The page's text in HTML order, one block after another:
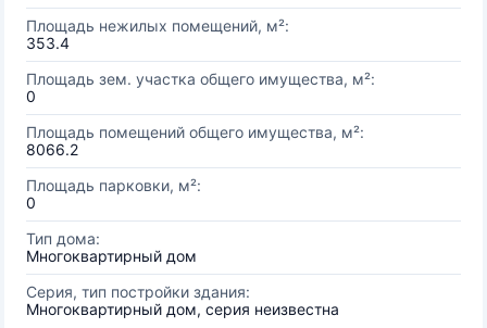
Площадь нежилых помещений, м²:
353.4
Площадь зем. участка общего имущества, м²:
0
Площадь помещений общего имущества, м²:
8066.2
Площадь парковки, м²:
0
Тип дома:
Многоквартирный дом
Серия, тип постройки здания:
Многоквартирный дом, серия неизвестна